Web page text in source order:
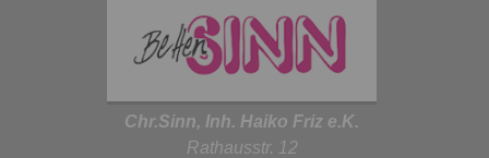
Chr.Sinn, Inh. Haiko Friz e.K.
Rathausstr. 12